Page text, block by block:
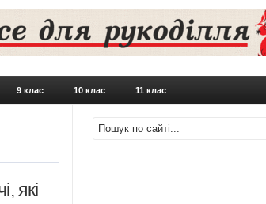
9 клас 10 клас 11 клас
які